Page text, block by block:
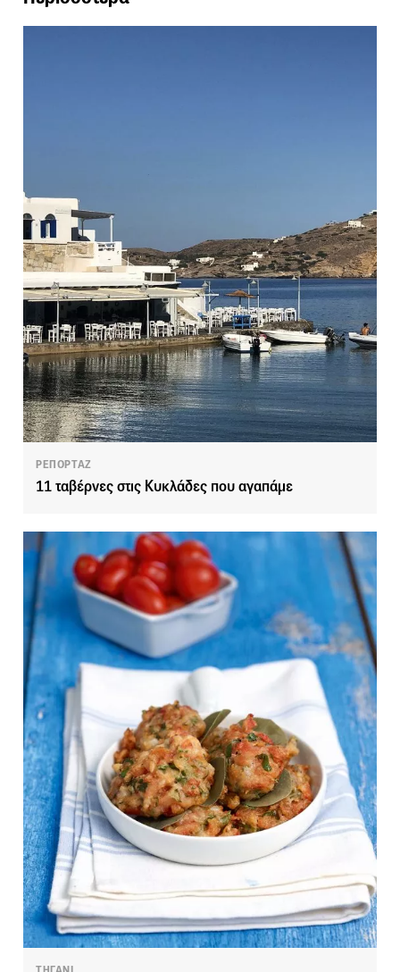
ΡΕΠΟΡΤΑΖ
11 ταβέρνες στις Κυκλάδες που αγαπάμε